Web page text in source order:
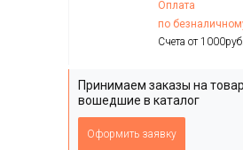
Оплата
по
Счета от 1000руб.
Принимаем заказы на
вошедшие в каталог
Оформить заявку